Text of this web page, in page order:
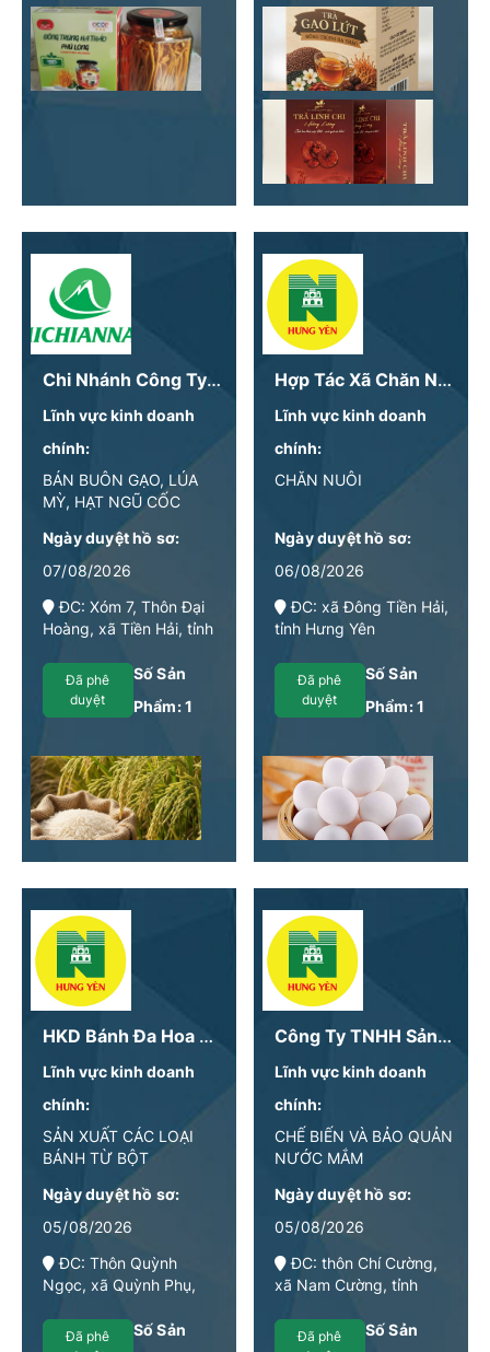
Chi Nhánh Công Ty Cổ Phần Vi Sinh Michiannai Thái Bình
Lĩnh vực kinh doanh
chính:
BÁN BUÔN GẠO, LÚA
MỲ, HẠT NGŨ CỐC
KHÁC, BỘT MỲ
Ngày duyệt hồ sơ:
07/08/2026
ĐC: Xóm 7, Thôn Đại
Hoàng, xã Tiền Hải, tỉnh
Đã phê
duyệt
Số Sản
Phẩm:1
Hợp Tác Xã Chăn Nuôi Tổng Hợp
Lĩnh vực kinh doanh
chính:
CHĂN NUÔI
Ngày duyệt hồ sơ:
06/08/2026
ĐC: xã Đông Tiền Hải,
tỉnh Hưng Yên
Đã phê
duyệt
Số Sản
Phẩm:1
HKD Bánh Đa Hoa Ngọ
Lĩnh vực kinh doanh
chính:
SẢN XUẤT CÁC LOẠI
BÁNH TỪ BỘT
Ngày duyệt hồ sơ:
05/08/2026
ĐC: Thôn Quỳnh
Ngọc, xã Quỳnh Phụ,
Đã phê
Số Sản
Công Ty TNHH Sản Xuất Và Chế Biến Thủy Hải Sản Số 06
Lĩnh vực kinh doanh
chính:
CHẾ BIẾN VÀ BẢO QUẢN
NƯỚC MẮM
Ngày duyệt hồ sơ:
05/08/2026
ĐC: thôn Chí Cường,
xã Nam Cường, tỉnh
Đã phê
Số Sản